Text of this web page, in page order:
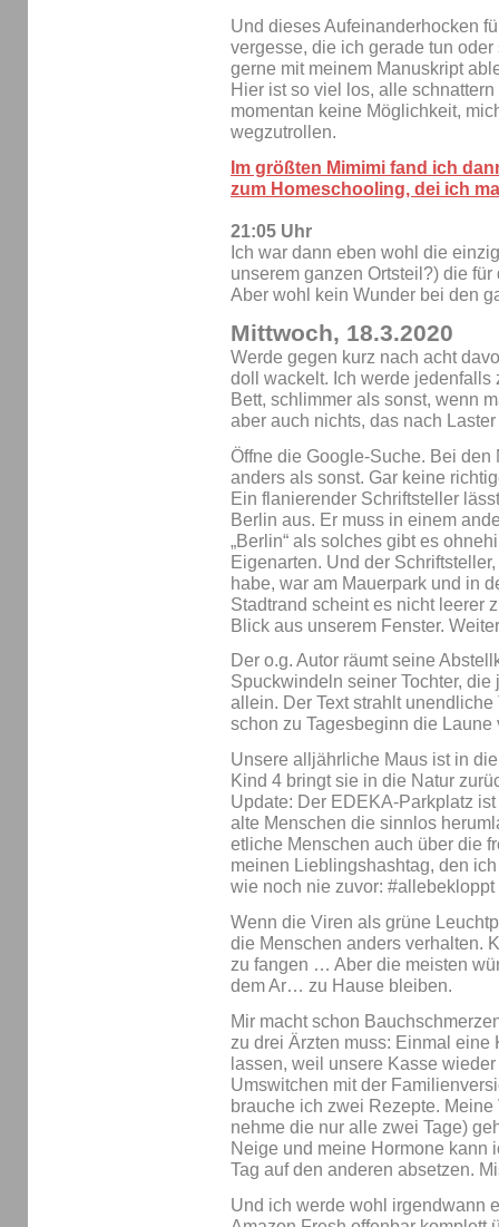
Und dieses Aufeinanderhocken
vergesse, die ich gerade tun
gerne mit meinem Manuskript
Hier ist so viel los, alle
momentan keine Möglichkeit,
wegzutrollen.
Im größten Mimimi fand ich
zum Homeschooling, dei ich
21:05 Uhr
Ich war dann eben wohl die
unserem ganzen Ortsteil?) die
Aber wohl kein Wunder bei den
Mittwoch, 18.3.2020
Werde gegen kurz nach acht
doll wackelt. Ich werde
Bett, schlimmer als sonst, wenn
aber auch nichts, das nach
Öffne die Google-Suche. Bei
anders als sonst. Gar keine
Ein flanierender Schriftsteller
Berlin aus. Er muss in einem
„Berlin“ als solches gibt es
Eigenarten. Und der
habe, war am Mauerpark und in
Stadtrand scheint es nicht leerer
Blick aus unserem Fenster.
Der o.g. Autor räumt seine
Spuckwindeln seiner Tochter,
allein. Der Text strahlt
schon zu Tagesbeginn die Laune
Unsere alljährliche Maus ist in
Kind 4 bringt sie in die Natur
Update: Der EDEKA-Parkplatz
alte Menschen die sinnlos
etliche Menschen auch über die
meinen Lieblingshashtag, den
wie noch nie zuvor: #allebekloppt
Wenn die Viren als grüne
die Menschen anders verhalten.
zu fangen … Aber die meisten
dem Ar… zu Hause bleiben.
Mir macht schon
zu drei Ärzten muss: Einmal
lassen, weil unsere Kasse
Umswitchen mit der
brauche ich zwei Rezepte.
nehme die nur alle zwei Tage)
Neige und meine Hormone kann
Tag auf den anderen absetzen.
Und ich werde wohl irgendwann